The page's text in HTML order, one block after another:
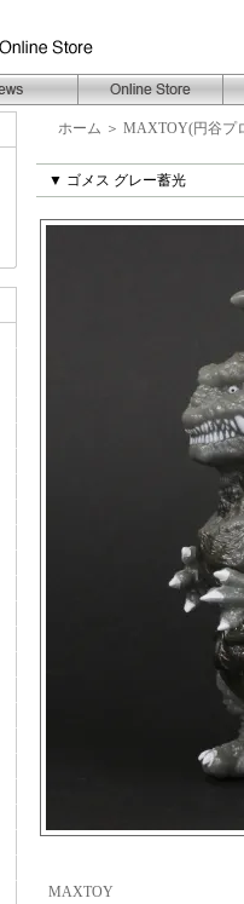
ホーム ＞ MAXTOY(円谷プ
▼ ゴメス グレー蓄光
MAXTOY